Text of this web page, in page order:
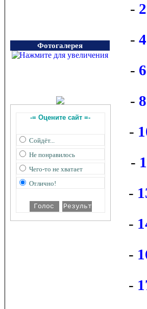
Фотогалерея
-= Оцените сайт =-
Сойдёт...
Не понравилось
Чего-то не хватает
Отлично!
-
-
-
-
-
-
-
-
-
-